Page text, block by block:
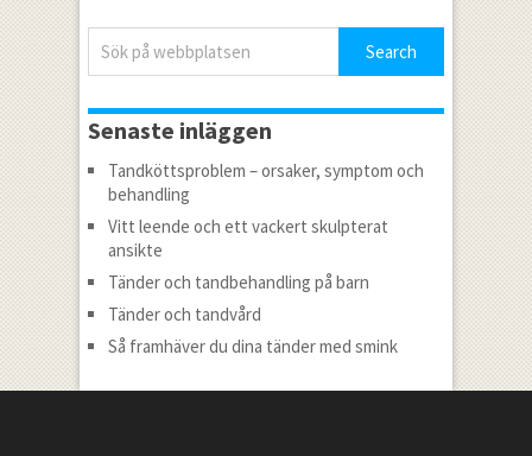
Senaste inläggen
Tandköttsproblem – orsaker, symptom och
behandling
Vitt leende och ett vackert skulpterat
ansikte
Tänder och tandbehandling på barn
Tänder och tandvård
Så framhäver du dina tänder med smink